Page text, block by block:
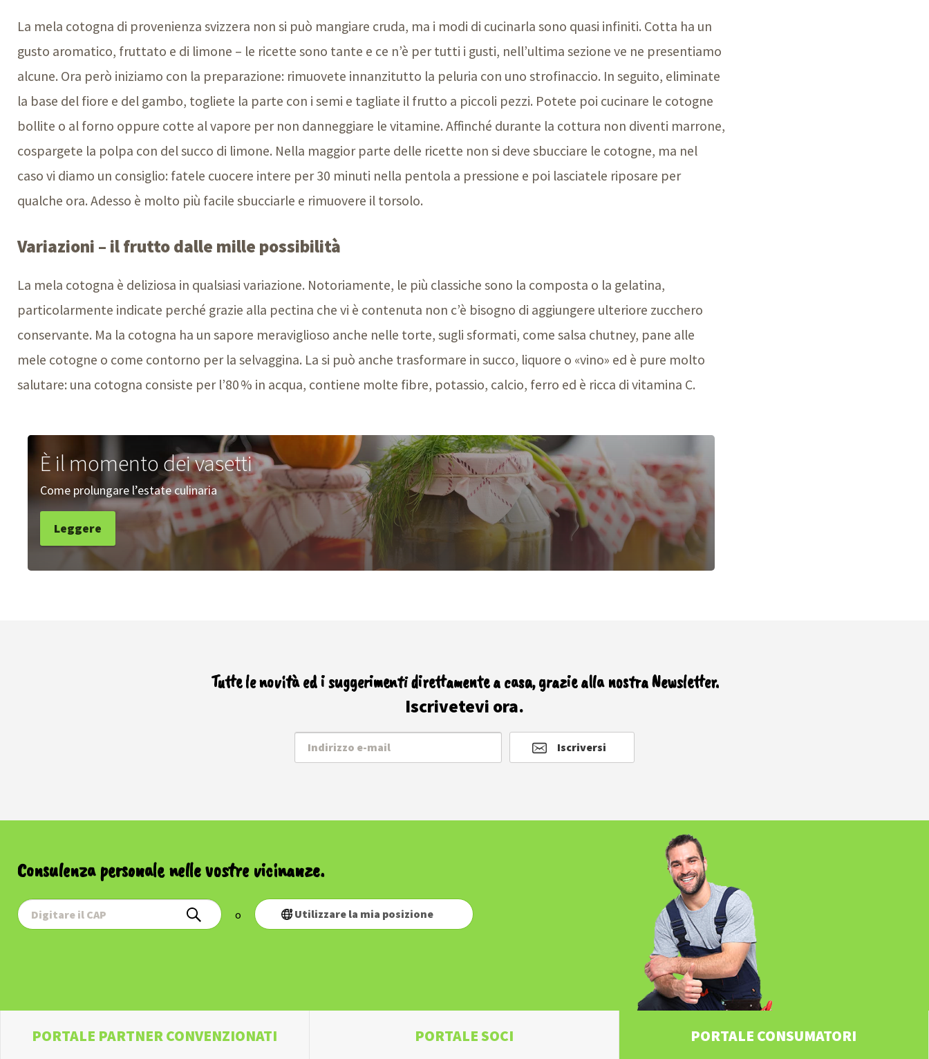
La mela cotogna di provenienza svizzera non si può mangiare cruda, ma i modi di cucinarla sono quasi infiniti. Cotta ha un
gusto aromatico, fruttato e di limone – le ricette sono tante e ce n’è per tutti i gusti, nell’ultima sezione ve ne presentiamo
alcune. Ora però iniziamo con la preparazione: rimuovete innanzitutto la peluria con uno strofinaccio. In seguito, eliminate
la base del fiore e del gambo, togliete la parte con i semi e tagliate il frutto a piccoli pezzi. Potete poi cucinare le cotogne
bollite o al forno oppure cotte al vapore per non danneggiare le vitamine. Affinché durante la cottura non diventi marrone,
cospargete la polpa con del succo di limone. Nella maggior parte delle ricette non si deve sbucciare le cotogne, ma nel
caso vi diamo un consiglio: fatele cuocere intere per 30 minuti nella pentola a pressione e poi lasciatele riposare per
qualche ora. Adesso è molto più facile sbucciarle e rimuovere il torsolo.
Variazioni – il frutto dalle mille possibilità
La mela cotogna è deliziosa in qualsiasi variazione. Notoriamente, le più classiche sono la composta o la gelatina,
particolarmente indicate perché grazie alla pectina che vi è contenuta non c’è bisogno di aggiungere ulteriore zucchero
conservante. Ma la cotogna ha un sapore meraviglioso anche nelle torte, sugli sformati, come salsa chutney, pane alle
mele cotogne o come contorno per la selvaggina. La si può anche trasformare in succo, liquore o «vino» ed è pure molto
salutare: una cotogna consiste per l’80 % in acqua, contiene molte fibre, potassio, calcio, ferro ed è ricca di vitamina C.
È il momento dei vasetti
Come prolungare l’estate culinaria
Leggere
Tutte le novità ed i suggerimenti direttamente a casa, grazie alla nostra Newsletter.
Iscrivetevi ora.
Iscriversi
Consulenza personale nelle vostre vicinanze.
o Utilizzare la mia posizione
PORTALE PARTNER CONVENZIONATI PORTALE SOCI PORTALE CONSUMATORI